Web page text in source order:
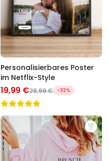
Personalisierbares Poster
im Netflix-Style
19,99 €29,99 € -33%